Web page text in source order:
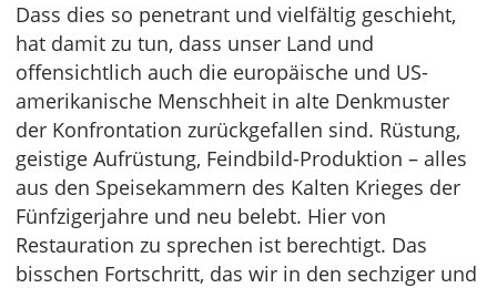
Dass dies so penetrant und vielfältig geschieht,
hat damit zu tun, dass unser Land und
offensichtlich auch die europäische und US-
amerikanische Menschheit in alte Denkmuster
der Konfrontation zurückgefallen sind. Rüstung,
geistige Aufrüstung, Feindbild-Produktion – alles
aus den Speisekammern des Kalten Krieges der
Fünfzigerjahre und neu belebt. Hier von
Restauration zu sprechen ist berechtigt. Das
bisschen Fortschritt, das wir in den sechziger und